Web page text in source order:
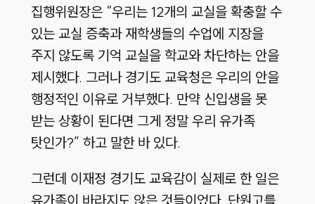
집행위원장은 “우리는 12개의 교실을 확충할 수
있는 교실 증축과 재학생들의 수업에 지장을
주지 않도록 기억 교실을 학교와 차단하는 안을
제시했다. 그러나 경기도 교육청은 우리의 안을
행정적인 이유로 거부했다. 만약 신입생을 못
받는 상황이 된다면 그게 정말 우리 유가족
탓인가?” 하고 말한 바 있다.
그런데 이재정 경기도 교육감이 실제로 한 일은
유가족이 바라지도 않은 것들이었다. 단원고를